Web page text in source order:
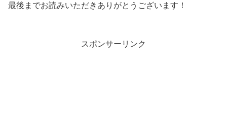
最後までお読みいただきありがとうございます！
スポンサーリンク